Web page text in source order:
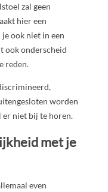
zal geen
hier een
je ook niet in een
ook onderscheid
reden.
worden
er niet bij te horen.
met je
even